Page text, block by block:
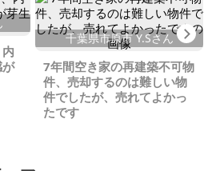
千葉県市原市 Y.Sさん
7年間空き家の再建築不可物
件、売却するのは難しい物
件でしたが、売れてよかっ
たです